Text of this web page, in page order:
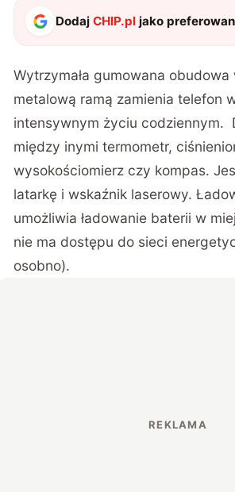
DodajCHIP.pl jako
Wytrzymała gumowana obudowa
metalową ramą zamienia telefon
intensywnym życiu codziennym.
między inymi termometr,
wysokościomierz czy kompas.
latarkę i wskaźnik laserowy.
umożliwia ładowanie baterii w
nie ma dostępu do sieci
osobno).